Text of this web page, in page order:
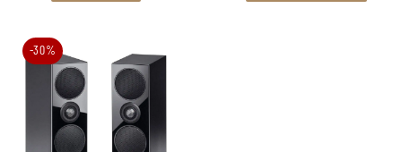
-30%
precio
original
era:
$1.590.000.